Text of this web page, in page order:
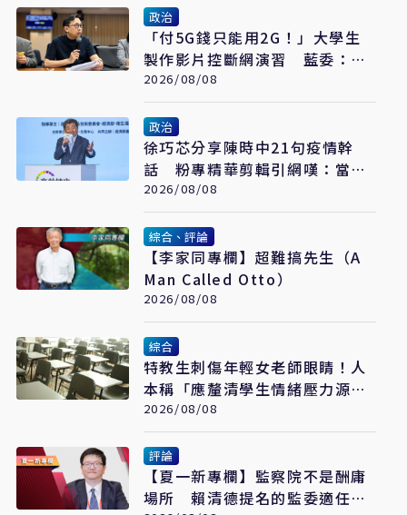
政治
「付5G錢只能用2G！」大學生
製作影片控斷網演習 藍委：拒
絕假國安假警報
2026/08/08
政治
​徐巧芯分享陳時中21句疫情幹
話 粉專精華剪輯引網嘆：當時
真的是囂張
2026/08/08
綜合、評論
【李家同專欄】超難搞先生（A
Man Called Otto）
2026/08/08
綜合
特教生刺傷年輕女老師眼睛！人
本稱「應釐清學生情緒壓力源」
遭網罵爆
2026/08/08
評論
【夏一新專欄】監察院不是酬庸
場所 賴清德提名的監委適任